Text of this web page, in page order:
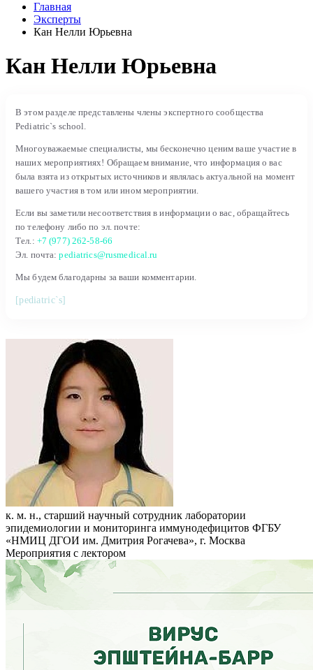
Главная
Эксперты
Кан Нелли Юрьевна
Кан Нелли Юрьевна
В этом разделе представлены члены экспертного сообщества
Pediatric`s school.
Многоуважаемые специалисты, мы бесконечно ценим ваше участие в
наших мероприятиях! Обращаем внимание, что информация о вас
была взята из открытых источников и являлась актуальной на момент
вашего участия в том или ином мероприятии.
Если вы заметили несоответствия в информации о вас, обращайтесь
по телефону либо по эл. почте:
Тел.: +7 (977) 262-58-66
Эл. почта:pediatrics@rusmedical.ru
Мы будем благодарны за ваши комментарии.
[pediatric`s]
к. м. н., старший научный сотрудник лаборатории
эпидемиологии и мониторинга иммунодефицитов ФГБУ
«НМИЦ ДГОИ им. Дмитрия Рогачева», г. Москва
Мероприятия с лектором